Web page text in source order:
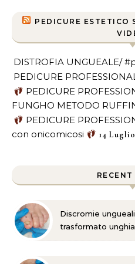
PEDICURE ESTETICO
DISTROFIA UNGUEALE/
PEDICURE
PEDICURE
FUNGHO METODO
PEDICURE
con onicomicosi
14
Discromie
trasformato unghia